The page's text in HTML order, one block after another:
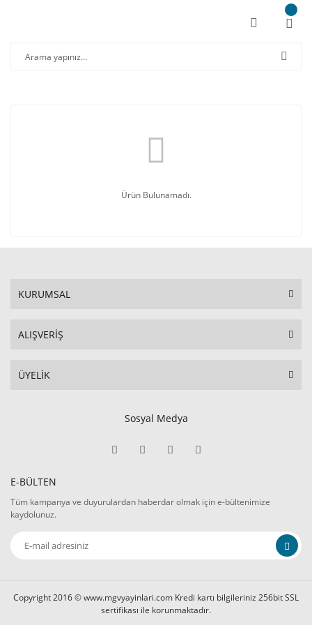
Ürün Bulunamadı.
KURUMSAL
ALIŞVERİŞ
ÜYELİK
Sosyal Medya
E-BÜLTEN
Tüm kampanya ve duyurulardan haberdar olmak için e-bültenimize
kaydolunuz.
Copyright 2016 © www.mgvyayinlari.com Kredi kartı bilgileriniz 256bit SSL
sertifikası ile korunmaktadır.